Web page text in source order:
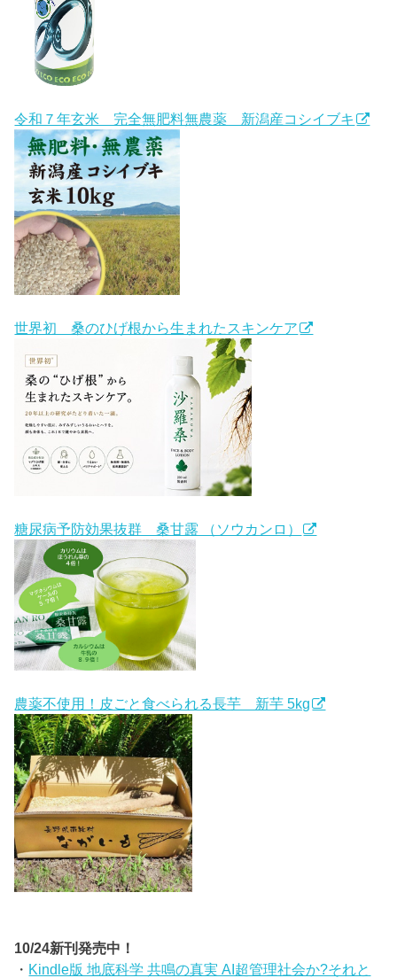
令和７年玄米 完全無肥料無農薬 新潟産コシイブキ
世界初 桑のひげ根から生まれたスキンケア
糖尿病予防効果抜群 桑甘露 （ソウカンロ）
農薬不使用！皮ごと食べられる長芋 新芋 5kg
10/24新刊発売中！
・ Kindle版 地底科学 共鳴の真実 AI超管理社会か?それと